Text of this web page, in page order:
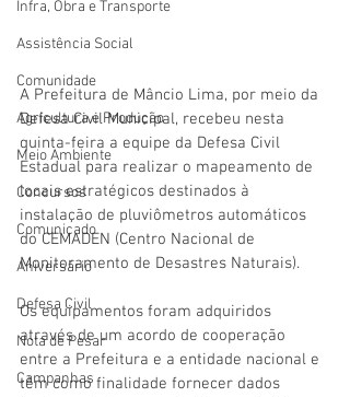
Infra, Obra e Transporte
Assistência Social
Comunidade
Agricultura e Produção
Meio Ambiente
Concursos
Comunicado
Aniversário
Defesa Civil
Nota de Pesar
Campanhas
A Prefeitura de Mâncio Lima, por meio da
Defesa Civil Municipal, recebeu nesta
quinta-feira a equipe da Defesa Civil
Estadual para realizar o mapeamento de
locais estratégicos destinados à
instalação de pluviômetros automáticos
do CEMADEN (Centro Nacional de
Monitoramento de Desastres Naturais).
Os equipamentos foram adquiridos
através de um acordo de cooperação
entre a Prefeitura e a entidade nacional e
têm como finalidade fornecer dados